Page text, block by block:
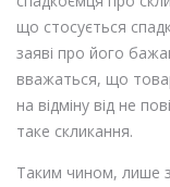
що стосується
заяві про його
вважаться, що
на відміну від не
таке скликання.
Таким чином, лише